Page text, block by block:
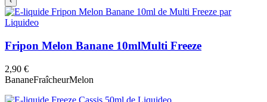
Fripon Melon Banane 10mlMulti Freeze
2,90 €
BananeFraîcheurMelon